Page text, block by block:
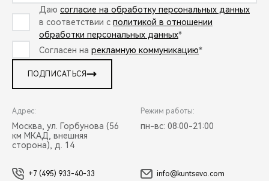
Даю согласие на обработку персональных данных
в соответствии с политикой в отношении
обработки персональных данных*
Согласен на рекламную коммуникацию*
ПОДПИСАТЬСЯ
Адрес:
Москва, ул. Горбунова (56
км МКАД, внешняя
сторона), д. 14
Режим работы:
пн-вс: 08:00-21:00
+7 (495) 933-40-33 info@kuntsevo.com